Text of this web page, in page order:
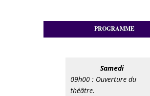
PROGRAMME
Samedi
09h00 : Ouverture du
théâtre.